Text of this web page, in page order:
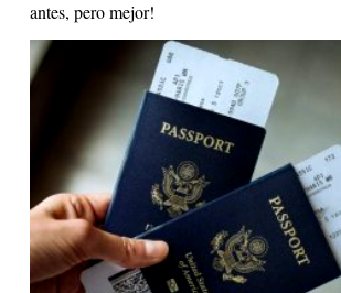
antes, pero mejor!